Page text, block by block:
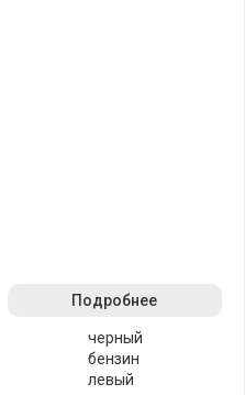
черный
бензин
левый
Подробнее